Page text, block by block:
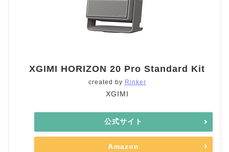
XGIMI HORIZON 20 Pro Standard Kit
created by Rinker
XGIMI
公式サイト
Amazon